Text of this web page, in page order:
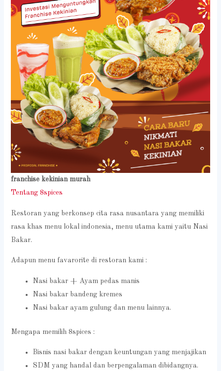
franchise kekinian murah
Tentang 8spices
Restoran yang berkonsep cita rasa nusantara yang memiliki
rasa khas menu lokal indonesia, menu utama kami yaitu Nasi
Bakar.
Adapun menu favarorite di restoran kami :
Nasi bakar + Ayam pedas manis
Nasi bakar bandeng kremes
Nasi bakar ayam gulung dan menu lainnya.
Mengapa memilih 8spices :
Bisnis nasi bakar dengan keuntungan yang menjajikan
SDM yang handal dan berpengalaman dibidangnya.